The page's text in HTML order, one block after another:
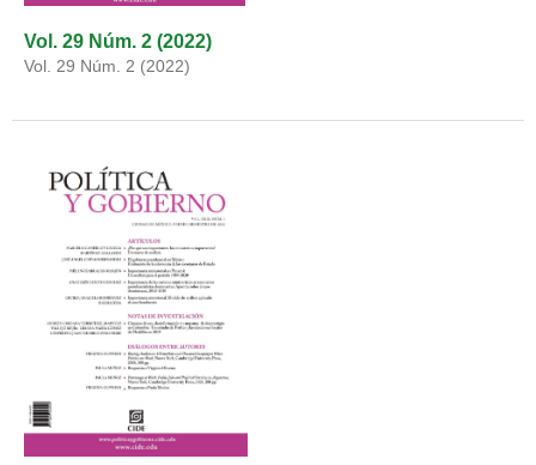
Vol. 29 Núm. 2 (2022)
Vol. 29 Núm. 2 (2022)